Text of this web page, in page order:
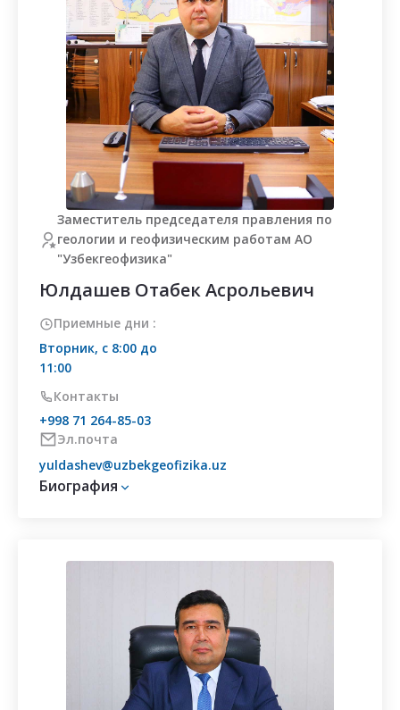
Заместитель председателя правления по
геологии и геофизическим работам АО
"Узбекгеофизика"
Юлдашев Отабек Асрольевич
Приемные дни :
Вторник, с 8:00 до
11:00
Контакты
+998 71 264-85-03
Эл.почта
yuldashev@uzbekgeofizika.uz
Биография